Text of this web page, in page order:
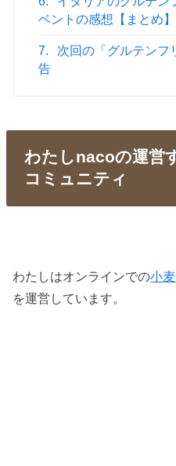
ベントの感想【まとめ】
7.
次回の「グルテンフ
告
わたしnacoの運営
コミュニティ
わたしはオンラインでの小
を運営しています。